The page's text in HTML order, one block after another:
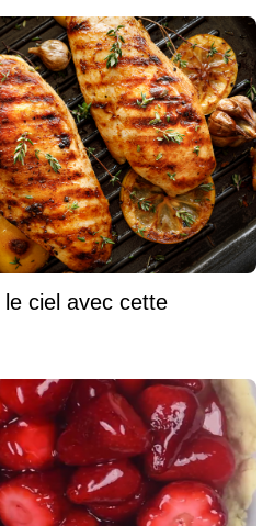
ciel avec cette